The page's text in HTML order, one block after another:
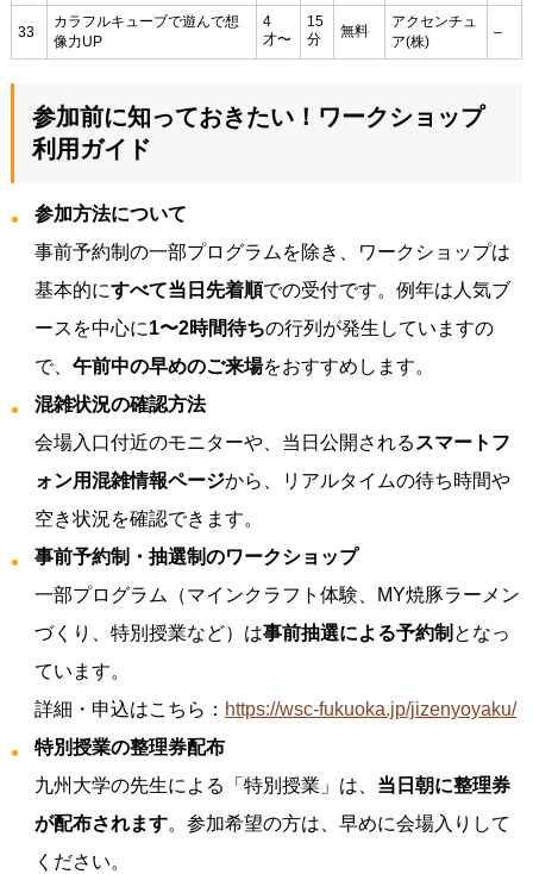
33
カラフルキューブで遊んで想
像力UP
4
才〜
15
分
無料
アクセンチュ
ア(株)
–
参加前に知っておきたい！ワークショップ
利用ガイド
参加方法について
事前予約制の一部プログラムを除き、ワークショップは
基本的にすべて当日先着順での受付です。例年は人気ブ
ースを中心に1〜2時間待ちの行列が発生していますの
で、 午前中の早めのご来場をおすすめします。
混雑状況の確認方法
会場入口付近のモニターや、当日公開される スマートフ
ォン用混雑情報ページから、リアルタイムの待ち時間や
空き状況を確認できます。
事前予約制・抽選制のワークショップ
一部プログラム（マインクラフト体験、MY焼豚ラーメン
づくり、特別授業など）は事前抽選による予約制 となっ
ています。
詳細・申込はこちら： https://wsc-fukuoka.jp/jizenyoyaku/
特別授業の整理券配布
九州大学の先生による「特別授業」は、 当日朝に整理券
が配布されます。参加希望の方は、早めに会場入りして
ください。